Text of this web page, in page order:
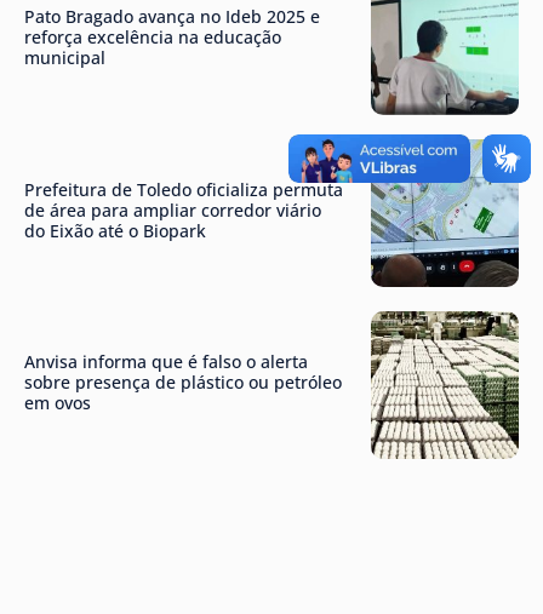
Pato Bragado avança no Ideb 2025 e
reforça excelência na educação
municipal
Prefeitura de Toledo oficializa permuta
de área para ampliar corredor viário
do Eixão até o Biopark
Anvisa informa que é falso o alerta
sobre presença de plástico ou petróleo
em ovos